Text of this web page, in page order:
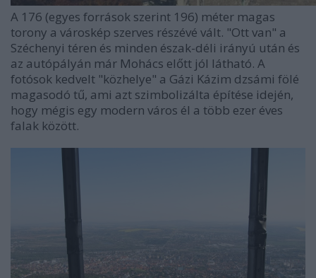
A 176 (egyes források szerint 196) méter magas
torony a városkép szerves részévé vált. "Ott van" a
Széchenyi téren és minden észak-déli irányú után és
az autópályán már Mohács előtt jól látható. A
fotósok kedvelt "közhelye" a Gázi Kázim dzsámi fölé
magasodó tű, ami azt szimbolizálta építése idején,
hogy mégis egy modern város él a több ezer éves
falak között.